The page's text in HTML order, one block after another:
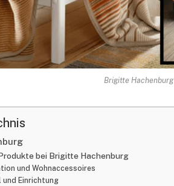
Brigitte Hachenburg
bei Brigitte Hachenburg
und Wohnaccessoires
und Einrichtung